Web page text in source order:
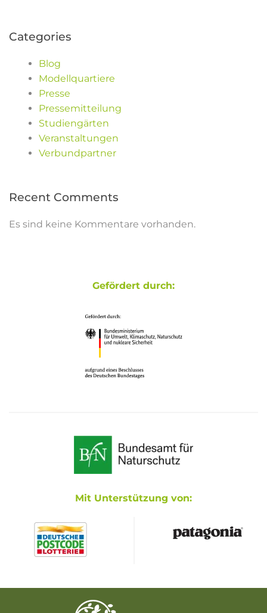
Categories
Blog
Modellquartiere
Presse
Pressemitteilung
Studiengärten
Veranstaltungen
Verbundpartner
Recent Comments
Es sind keine Kommentare vorhanden.
Gefördert durch:
Mit Unterstützung von: